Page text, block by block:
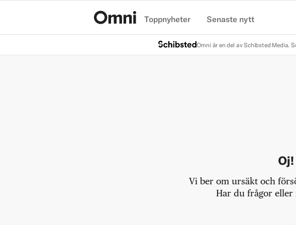
Toppnyheter Senaste nytt
Omni är en del av Schibsted Media.
Vi ber om ursäkt och
Har du frågor eller